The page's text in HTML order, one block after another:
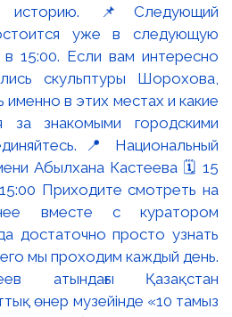
историю. 📌Следующий
уже в следующую
в 15:00. Если вам интересно
скульптуры Шорохова,
именно в этих местах и какие
за знакомыми городскими
📍 Национальный
Абылхана Кастеева 🗓 15
Приходите смотреть на
вместе с куратором
достаточно просто узнать
мы проходим каждый день.